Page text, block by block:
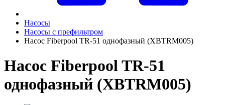
Насосы
Насосы с префильтром
Насос Fiberpool TR-51 однофазный (XBTRM005)
Насос Fiberpool TR-51
однофазный (XBTRM005)